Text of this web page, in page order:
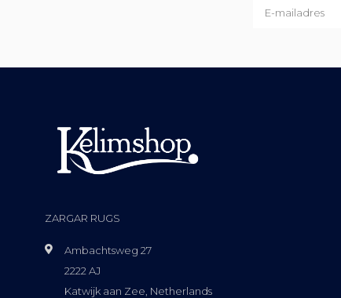
ZARGAR RUGS
Ambachtsweg 27
2222 AJ
Katwijk aan Zee, Netherlands